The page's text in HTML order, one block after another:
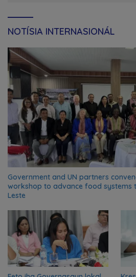
NOTÍSIA INTERNASIONÁL
Government and UN partners
workshop to advance food systems
Leste